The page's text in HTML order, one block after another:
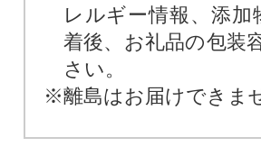
レルギー情報、添
着後、お礼品の包装
さい。
※離島はお届けできま